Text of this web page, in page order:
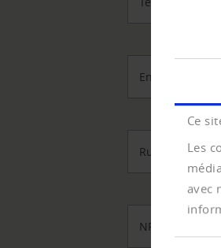
Ce
Les
avec
Entreprise
Rue/No.
NPA